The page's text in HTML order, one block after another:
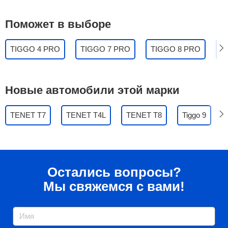
Поможет в выборе
TIGGO 4 PRO TIGGO 7 PRO TIGGO 8 PRO
Новые автомобили этой марки
TENET T7 TENET T4L TENET T8 Tiggo 9
Остались вопросы?
Мы свяжемся с вами!